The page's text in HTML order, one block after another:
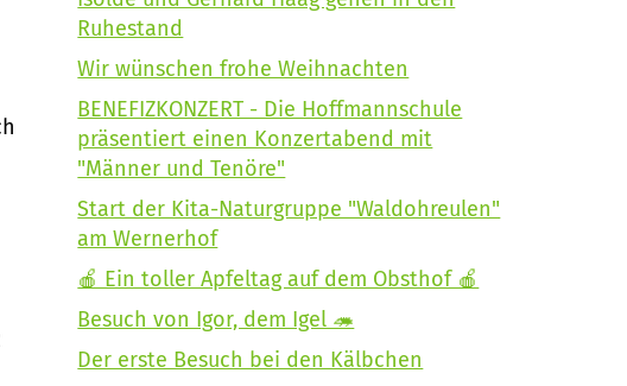
Ruhestand
Wir wünschen frohe Weihnachten
BENEFIZKONZERT - Die Hoffmannschule
präsentiert einen Konzertabend mit
"Männer und Tenöre"
Start der Kita-Naturgruppe "Waldohreulen"
am Wernerhof
🍎 Ein toller Apfeltag auf dem Obsthof 🍎
Besuch von Igor, dem Igel 🦔
Der erste Besuch bei den Kälbchen